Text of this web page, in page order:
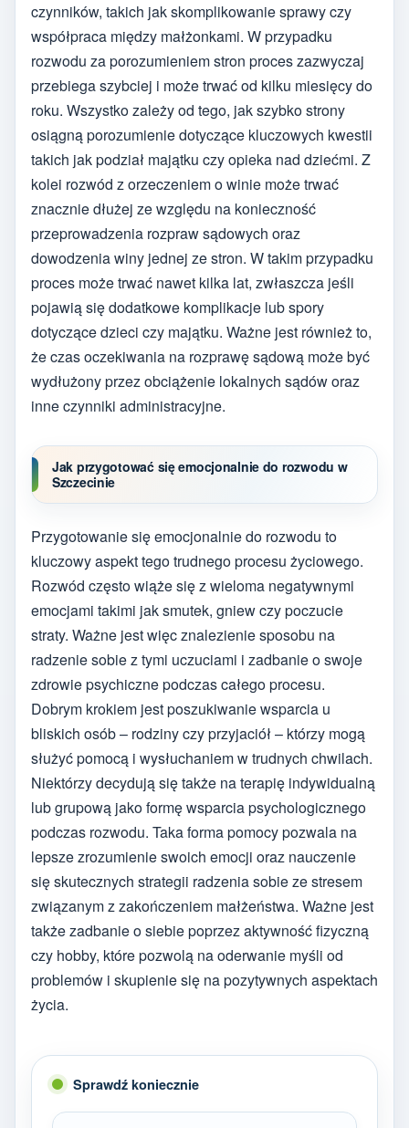
czynników, takich jak skomplikowanie sprawy czy
współpraca między małżonkami. W przypadku
rozwodu za porozumieniem stron proces zazwyczaj
przebiega szybciej i może trwać od kilku miesięcy do
roku. Wszystko zależy od tego, jak szybko strony
osiągną porozumienie dotyczące kluczowych kwestii
takich jak podział majątku czy opieka nad dziećmi. Z
kolei rozwód z orzeczeniem o winie może trwać
znacznie dłużej ze względu na konieczność
przeprowadzenia rozpraw sądowych oraz
dowodzenia winy jednej ze stron. W takim przypadku
proces może trwać nawet kilka lat, zwłaszcza jeśli
pojawią się dodatkowe komplikacje lub spory
dotyczące dzieci czy majątku. Ważne jest również to,
że czas oczekiwania na rozprawę sądową może być
wydłużony przez obciążenie lokalnych sądów oraz
inne czynniki administracyjne.
Jak przygotować się emocjonalnie do rozwodu w
Szczecinie
Przygotowanie się emocjonalnie do rozwodu to
kluczowy aspekt tego trudnego procesu życiowego.
Rozwód często wiąże się z wieloma negatywnymi
emocjami takimi jak smutek, gniew czy poczucie
straty. Ważne jest więc znalezienie sposobu na
radzenie sobie z tymi uczuciami i zadbanie o swoje
zdrowie psychiczne podczas całego procesu.
Dobrym krokiem jest poszukiwanie wsparcia u
bliskich osób – rodziny czy przyjaciół – którzy mogą
służyć pomocą i wysłuchaniem w trudnych chwilach.
Niektórzy decydują się także na terapię indywidualną
lub grupową jako formę wsparcia psychologicznego
podczas rozwodu. Taka forma pomocy pozwala na
lepsze zrozumienie swoich emocji oraz nauczenie
się skutecznych strategii radzenia sobie ze stresem
związanym z zakończeniem małżeństwa. Ważne jest
także zadbanie o siebie poprzez aktywność fizyczną
czy hobby, które pozwolą na oderwanie myśli od
problemów i skupienie się na pozytywnych aspektach
życia.
Sprawdź koniecznie